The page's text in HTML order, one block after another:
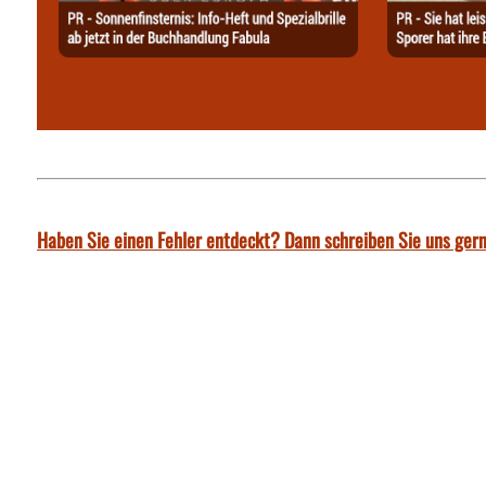
Haben Sie einen Fehler entdeckt? Dann schreiben Sie uns